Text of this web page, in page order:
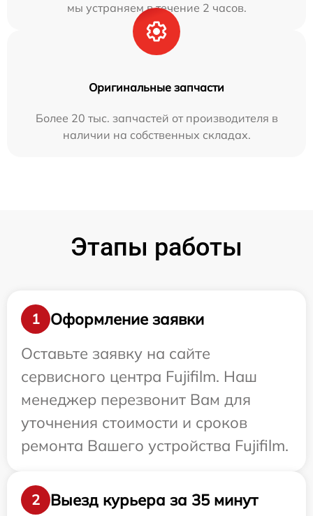
мы устраняем в течение 2 часов.
Оригинальные запчасти
Более 20 тыс. запчастей от производителя в
наличии на собственных складах.
Этапы работы
1
Оформление заявки
Оставьте заявку на сайте
сервисного центра Fujifilm. Наш
менеджер перезвонит Вам для
уточнения стоимости и сроков
ремонта Вашего устройства Fujifilm.
2
Выезд курьера за 35 минут